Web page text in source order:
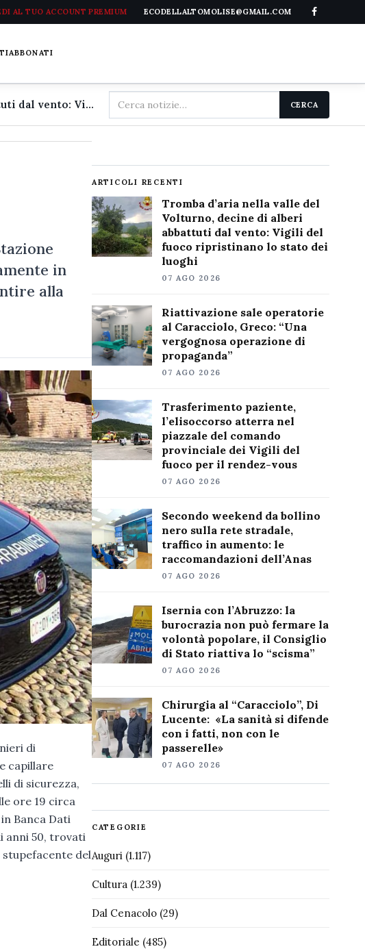
AL TUO ACCOUNT PREMIUM ECODELLALTOMOLISE@GMAIL.COM
ABBONATI
Tromba d'aria nella valle del Volturno, decine di alberi abbattuti dal vento: Vigili del fuoco ripristinano lo stato dei luoghi
Cerca
nel
CERCA
in
alla
di
capillare
di sicurezza,
ore 19 circa
Banca Dati
anni 50, trovati
stupefacente del
ARTICOLI RECENTI
Tromba d’aria nella valle del
Volturno, decine di alberi
abbattuti dal vento: Vigili del
fuoco ripristinano lo stato dei
luoghi
07 AGO 2026
Riattivazione sale operatorie
al Caracciolo, Greco: “Una
vergognosa operazione di
propaganda”
07 AGO 2026
Trasferimento paziente,
l’elisoccorso atterra nel
piazzale del comando
provinciale dei Vigili del
fuoco per il rendez-vous
07 AGO 2026
Secondo weekend da bollino
nero sulla rete stradale,
traffico in aumento: le
raccomandazioni dell’Anas
07 AGO 2026
Isernia con l’Abruzzo: la
burocrazia non può fermare la
volontà popolare, il Consiglio
di Stato riattiva lo “scisma”
07 AGO 2026
Chirurgia al “Caracciolo”, Di
Lucente: «La sanità si difende
con i fatti, non con le
passerelle»
07 AGO 2026
CATEGORIE
Auguri(1.117)
Cultura(1.239)
Dal Cenacolo(29)
Editoriale (485)